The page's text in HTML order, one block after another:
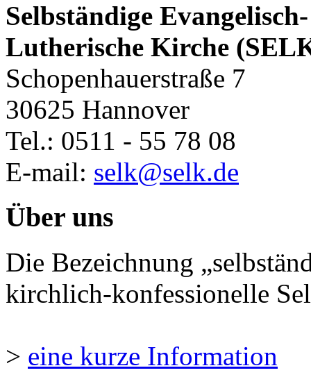
Selbständige Evangelisch-
Lutherische Kirche
Schopenhauerstraße 7
30625 Hannover
Tel.: 0511 - 55 78 08
E-mail: selk@selk.de
Über uns
Die Bezeichnung
kirchlich-konfessionelle
> eine kurze Information